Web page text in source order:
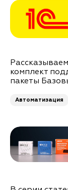
комплект
пакеты
Автоматизация